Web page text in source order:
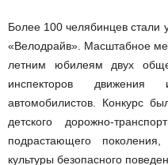
Более 100 челябинцев стали
«Велодрайв». Масштабное
летним юбилеям двух
инспекторов движения
автомобилистов. Конкурс
детского дорожно-
подрастающего
культуры безопасного